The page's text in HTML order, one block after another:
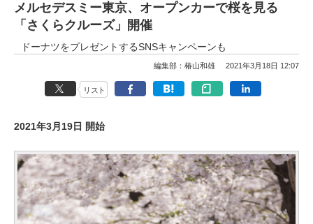
メルセデスミー東京、オープンカーで桜を見る
「さくらクルーズ」開催
ドーナツをプレゼントするSNSキャンペーンも
編集部：椿山和雄 2021年3月18日 12:07
リスト
2021年3月19日 開始